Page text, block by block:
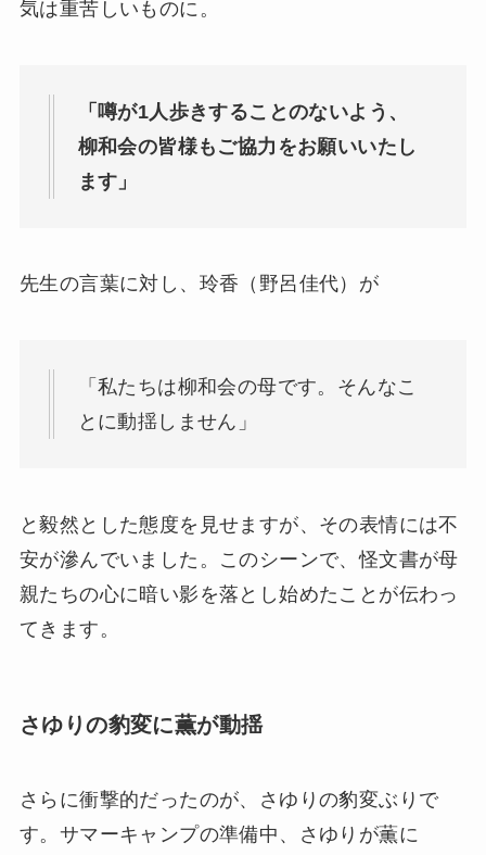
気は重苦しいものに。
「噂が1人歩きすることのないよう、
柳和会の皆様もご協力をお願いいたし
ます」
先生の言葉に対し、玲香（野呂佳代）が
「私たちは柳和会の母です。そんなこ
とに動揺しません」
と毅然とした態度を見せますが、その表情には不
安が滲んでいました。このシーンで、怪文書が母
親たちの心に暗い影を落とし始めたことが伝わっ
てきます。
さゆりの豹変に薫が動揺
さらに衝撃的だったのが、さゆりの豹変ぶりで
す。サマーキャンプの準備中、さゆりが薫に